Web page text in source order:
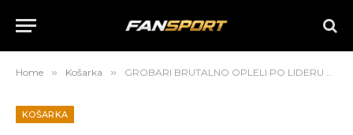
Home » Košarka » GROBARI BRUTALNO OPLELI PO LIDERU CRVENE ZVEZDE: Gađa publiku, a delio lekciju…
KOŠARKA